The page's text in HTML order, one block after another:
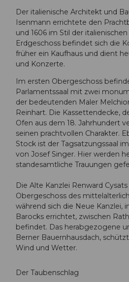
Der italienische Architekt und
Isenmann errichtete den
und 1606 im Stil der
Erdgeschoss befindet sich die
früher ein Kaufhaus und dient
und Konzerte.
Im ersten Obergeschoss
Parlamentssaal mit zwei
der bedeutenden Maler
Reinhart. Die Kassettendecke,
Ofen aus dem 18. Jahrhundert
seinen prachtvollen Charakter.
Stock ist der Tagsatzungssaal
von Josef Singer. Hier werden
standesamtliche Trauungen
Die Alte Kanzlei Renward
Obergeschoss des
während sich die Neue Kanzlei,
Barocks errichtet, zwischen
befindet. Das herabgezogene
Berner Bauernhausdach,
Wind und Wetter.
Der Taubenschlag